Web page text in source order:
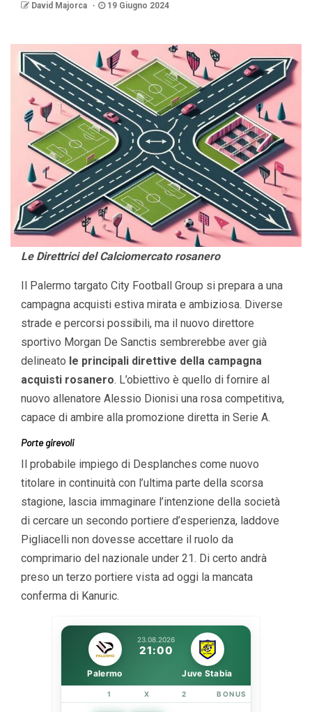
David Majorca 19 Giugno 2024
Le Direttrici del Calciomercato rosanero
Il Palermo targato City Football Group si prepara a una
campagna acquisti estiva mirata e ambiziosa. Diverse
strade e percorsi possibili, ma il nuovo direttore
sportivo Morgan De Sanctis sembrerebbe aver già
delineato le principali direttive della campagna
acquisti rosanero. L’obiettivo è quello di fornire al
nuovo allenatore Alessio Dionisi una rosa competitiva,
capace di ambire alla promozione diretta in Serie A.
Porte girevoli
Il probabile impiego di Desplanches come nuovo
titolare in continuità con l’ultima parte della scorsa
stagione, lascia immaginare l’intenzione della società
di cercare un secondo portiere d’esperienza, laddove
Pigliacelli non dovesse accettare il ruolo da
comprimario del nazionale under 21. Di certo andrà
preso un terzo portiere vista ad oggi la mancata
conferma di Kanuric.
23.08.2026
21:00
Palermo Juve Stabia
1 X 2 BONUS